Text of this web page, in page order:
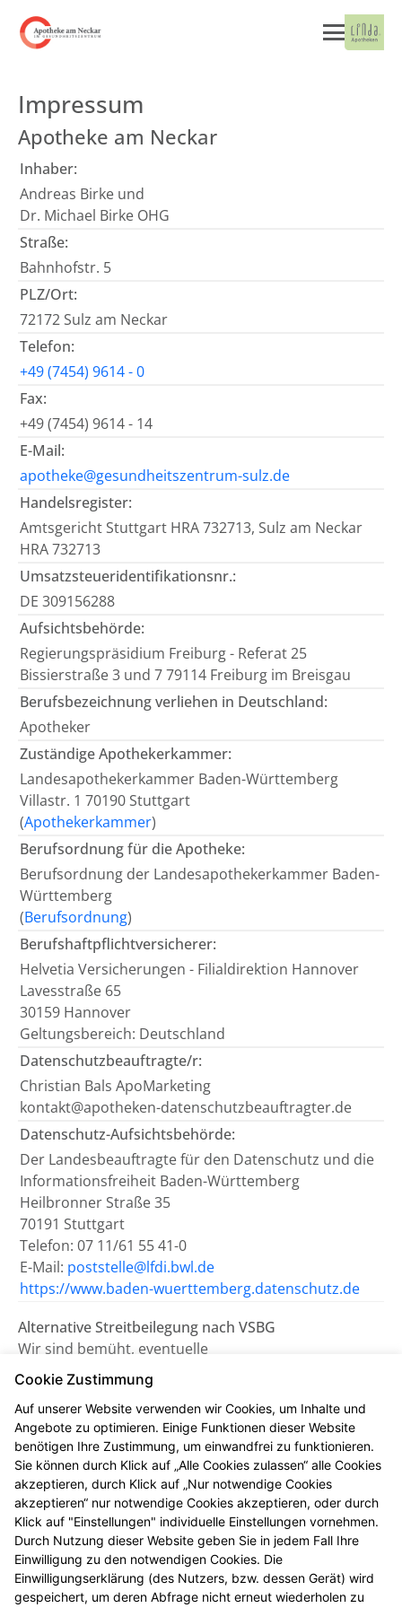
Impressum
Apotheke am Neckar
Inhaber:
Andreas Birke und
Dr. Michael Birke OHG
Straße:
Bahnhofstr. 5
PLZ/Ort:
72172 Sulz am Neckar
Telefon:
+49 (7454) 9614 - 0
Fax:
+49 (7454) 9614 - 14
E-Mail:
apotheke@gesundheitszentrum-sulz.de
Handelsregister:
Amtsgericht Stuttgart HRA 732713, Sulz am Neckar
HRA 732713
Umsatzsteueridentifikationsnr.:
DE 309156288
Aufsichtsbehörde:
Regierungspräsidium Freiburg - Referat 25
Bissierstraße 3 und 7 79114 Freiburg im Breisgau
Berufsbezeichnung verliehen in Deutschland:
Apotheker
Zuständige Apothekerkammer:
Landesapothekerkammer Baden-Württemberg
Villastr. 1 70190 Stuttgart
(Apothekerkammer)
Berufsordnung für die Apotheke:
Berufsordnung der Landesapothekerkammer Baden-
Württemberg
(Berufsordnung)
Berufshaftpflichtversicherer:
Helvetia Versicherungen - Filialdirektion Hannover
Lavesstraße 65
30159 Hannover
Geltungsbereich: Deutschland
Datenschutzbeauftragte/r:
Christian Bals ApoMarketing
kontakt@apotheken-datenschutzbeauftragter.de
Datenschutz-Aufsichtsbehörde:
Der Landesbeauftragte für den Datenschutz und die
Informationsfreiheit Baden-Württemberg
Heilbronner Straße 35
70191 Stuttgart
Telefon: 07 11/61 55 41-0
E-Mail: poststelle@lfdi.bwl.de
https://www.baden-wuerttemberg.datenschutz.de
Alternative Streitbeilegung nach VSBG
Wir sind bemüht, eventuelle
Meinungsverschiedenheiten aus unserem Vertrag
einvernehmlich beizulegen. Uns erreichen Sie dazu
auch per E-Mail unter
apotheke@gesundheitszentrum-sulz.de.
Wir nehmen nicht an einem
Streitbeilegungsverfahren vor einer
Verbraucherschlichtungsstelle teil.
Zuständig ist die Universalschlichtungsstelle des
Zentrums für Schlichtung e.V., Straßburger Straße 8,
Cookie Zustimmung
Auf unserer Website verwenden wir Cookies, um Inhalte und
Angebote zu optimieren. Einige Funktionen dieser Website
benötigen Ihre Zustimmung, um einwandfrei zu funktionieren.
Sie können durch Klick auf „Alle Cookies zulassen“ alle Cookies
akzeptieren, durch Klick auf „Nur notwendige Cookies
akzeptieren“ nur notwendige Cookies akzeptieren, oder durch
Klick auf "Einstellungen" individuelle Einstellungen vornehmen.
Durch Nutzung dieser Website geben Sie in jedem Fall Ihre
Einwilligung zu den notwendigen Cookies. Die
Einwilligungserklärung (des Nutzers, bzw. dessen Gerät) wird
gespeichert, um deren Abfrage nicht erneut wiederholen zu